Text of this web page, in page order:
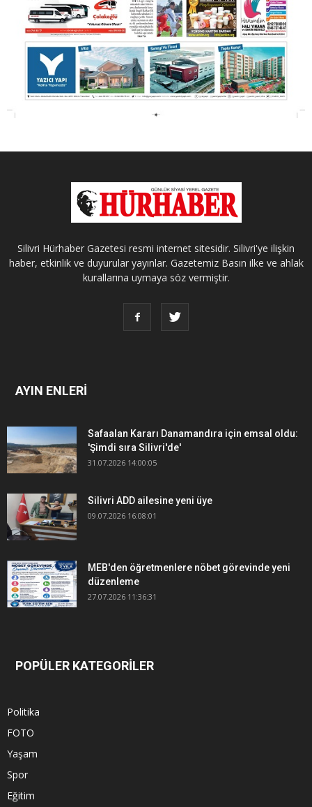
Silivri Hürhaber Gazetesi resmi internet sitesidir. Silivri'ye ilişkin
haber, etkinlik ve duyurular yayınlar. Gazetemiz Basın ilke ve ahlak
kurallarına uymaya söz vermiştir.
AYIN ENLERİ
Safaalan Kararı Danamandıra için emsal oldu:
'Şimdi sıra Silivri'de'
31.07.2026 14:00:05
Silivri ADD ailesine yeni üye
09.07.2026 16:08:01
MEB'den öğretmenlere nöbet görevinde yeni
düzenleme
27.07.2026 11:36:31
POPÜLER KATEGORİLER
Politika
FOTO
Yaşam
Spor
Eğitim